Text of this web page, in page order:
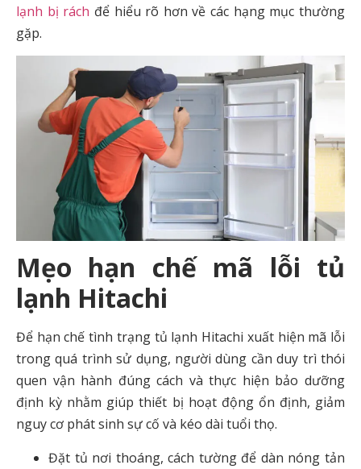
lạnh bị rách để hiểu rõ hơn về các hạng mục thường
gặp.
Mẹo hạn chế mã lỗi tủ
lạnh Hitachi
Để hạn chế tình trạng tủ lạnh Hitachi xuất hiện mã lỗi
trong quá trình sử dụng, người dùng cần duy trì thói
quen vận hành đúng cách và thực hiện bảo dưỡng
định kỳ nhằm giúp thiết bị hoạt động ổn định, giảm
nguy cơ phát sinh sự cố và kéo dài tuổi thọ.
Đặt tủ nơi thoáng, cách tường để dàn nóng tản